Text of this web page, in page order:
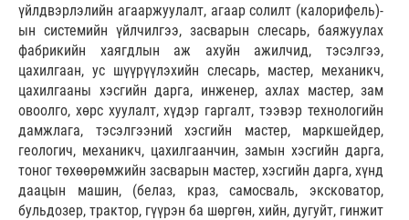
үйлдвэрлэлийн агааржуулалт, агаар солилт (калорифель)-
ын системийн үйлчилгээ, засварын слесарь, баяжуулах
фабрикийн хаягдлын аж ахуйн ажилчид, тэсэлгээ,
цахилгаан, ус шүүрүүлэхийн слесарь, мастер, механикч,
цахилгааны хэсгийн дарга, инженер, ахлах мастер, зам
овоолго, хөрс хуулалт, хүдэр гаргалт, тээвэр технологийн
дамжлага, тэсэлгээний хэсгийн мастер, маркшейдер,
геологич, механикч, цахилгаанчин, замын хэсгийн дарга,
тоног төхөөрөмжийн засварын мастер, хэсгийн дарга, хүнд
даацын машин, (белаз, краз, самосваль, эксковатор,
бульдозер, трактор, гүүрэн ба шөргөн, хийн, дугуйт, гинжит